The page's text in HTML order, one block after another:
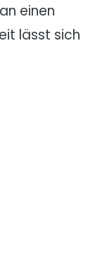
einen
lässt sich